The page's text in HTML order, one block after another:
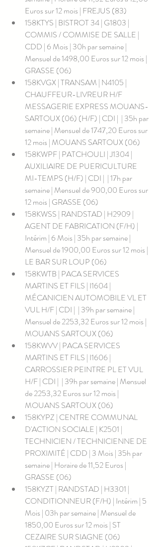
Euros sur 12 mois | FREJUS (83)
158KTYS | BISTROT 34 | G1803 |
COMMIS / COMMISE DE SALLE |
CDD | 6 Mois | 30h par semaine |
Mensuel de 1498,00 Euros sur 12 mois |
GRASSE (06)
158KVGX | TRANSAM | N4105 |
CHAUFFEUR-LIVREUR H/F
MESSAGERIE EXPRESS MOUANS-
SARTOUX (06) (H/F) | CDI |  | 35h par
semaine | Mensuel de 1747,20 Euros sur
12 mois | MOUANS SARTOUX (06)
158KWPF | PATCHOULI | J1304 |
AUXILIAIRE DE PUERICULTURE
MI-TEMPS (H/F) | CDI |  | 17h par
semaine | Mensuel de 900,00 Euros sur
12 mois | GRASSE (06)
158KWSS | RANDSTAD | H2909 |
AGENT DE FABRICATION (F/H) |
Intérim | 6 Mois | 35h par semaine |
Mensuel de 1900,00 Euros sur 12 mois |
LE BAR SUR LOUP (06)
158KWTB | PACA SERVICES
MARTINS ET FILS | I1604 |
MÉCANICIEN AUTOMOBILE VL ET
VUL H/F | CDI |  | 39h par semaine |
Mensuel de 2253,32 Euros sur 12 mois |
MOUANS SARTOUX (06)
158KWVV | PACA SERVICES
MARTINS ET FILS | I1606 |
CARROSSIER PEINTRE PL ET VUL
H/F | CDI |  | 39h par semaine | Mensuel
de 2253,32 Euros sur 12 mois |
MOUANS SARTOUX (06)
158KYPZ | CENTRE COMMUNAL
D'ACTION SOCIALE | K2501 |
TECHNICIEN / TECHNICIENNE DE
PROXIMITÉ | CDD | 3 Mois | 35h par
semaine | Horaire de 11,52 Euros |
GRASSE (06)
158KYZT | RANDSTAD | H3301 |
CONDITIONNEUR (F/H) | Intérim | 5
Mois | 03h par semaine | Mensuel de
1850,00 Euros sur 12 mois | ST
CEZAIRE SUR SIAGNE (06)